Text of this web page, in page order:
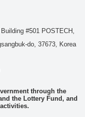
#501 POSTECH,
do, 37673, Korea
through the
the Lottery Fund, and